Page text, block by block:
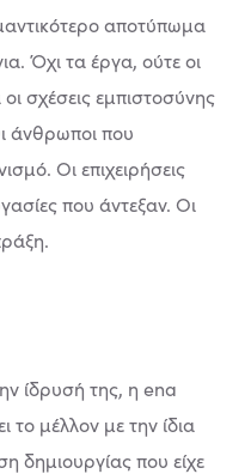
αποτύπωμα
Όχι τα έργα, ούτε οι
σχέσεις εμπιστοσύνης
άνθρωποι που
Οι επιχειρήσεις
που άντεξαν. Οι
ίδρυσή της, η ena
το μέλλον με την ίδια
δημιουργίας που είχε